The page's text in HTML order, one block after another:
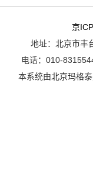
京
地址：北京市丰
电话：010-
本系统由北京玛格